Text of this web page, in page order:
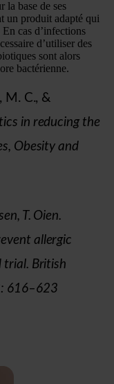
la base de ses
un produit adapté qui
cas d’infections
d’utiliser des
sont alors
bactérienne.
M. C., &
in reducing the
Obesity and
T. Oien.
allergic
trial. British
616–623